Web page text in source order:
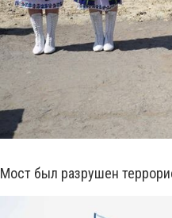
Мост был разрушен